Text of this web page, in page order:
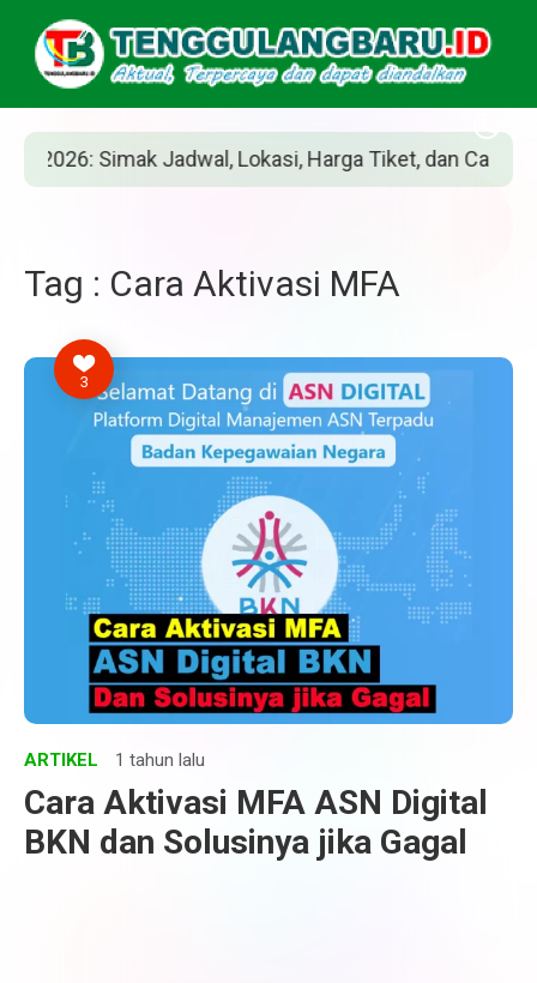
Simak Jadwal, Lokasi, Harga Tiket, dan Cara Belinya
Tag : Cara Aktivasi MFA
3
ARTIKEL 1 tahun lalu
Cara Aktivasi MFA ASN Digital
BKN dan Solusinya jika Gagal